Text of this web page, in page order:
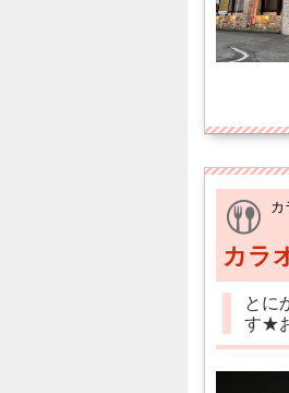
カ
カラ
とに
す★